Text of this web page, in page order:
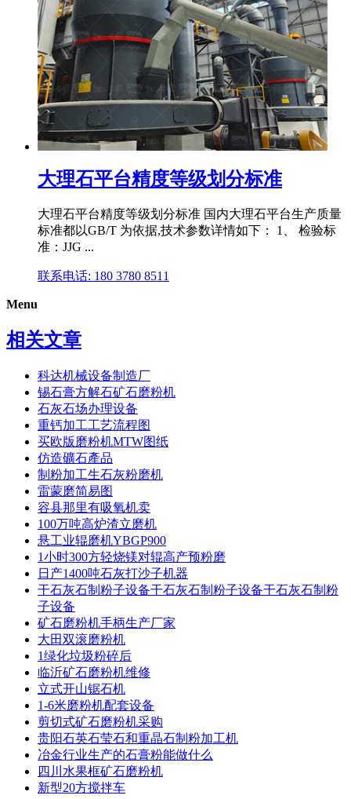
大理石平台精度等级划分标准
大理石平台精度等级划分标准 国内大理石平台生产质量
标准都以GB/T 为依据,技术参数详情如下： 1、 检验标
准：JJG ...
联系电话: 180 3780 8511
Menu
相关文章
科达机械设备制造厂
锡石膏方解石矿石磨粉机
石灰石场办理设备
重钙加工工艺流程图
买欧版磨粉机MTW图纸
仿造礦石產品
制粉加工生石灰粉磨机
雷蒙磨简易图
容县那里有吸氧机卖
100万吨高炉渣立磨机
悬工业辊磨机YBGP900
1小时300方轻烧镁对辊高产预粉磨
日产1400吨石灰打沙子机器
干石灰石制粉子设备干石灰石制粉子设备干石灰石制粉
子设备
矿石磨粉机手柄生产厂家
大田双滚磨粉机
1绿化垃圾粉碎后
临沂矿石磨粉机维修
立式开山锯石机
1-6米磨粉机配套设备
剪切式矿石磨粉机采购
贵阳石英石莹石和重晶石制粉加工机
冶金行业生产的石膏粉能做什么
四川水果框矿石磨粉机
新型20方搅拌车